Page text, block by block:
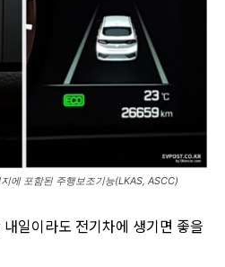
에 포함된 주행보조기능(LKAS, ASCC)
일이라도 전기차에 생기면 좋을